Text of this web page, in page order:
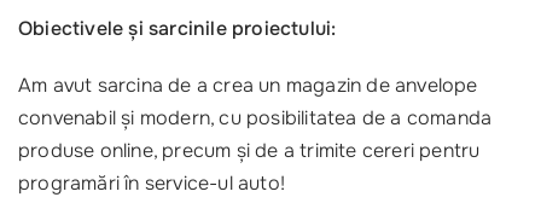
Obiectivele și sarcinile proiectului:
Am avut sarcina de a crea un magazin de anvelope
convenabil și modern, cu posibilitatea de a comanda
produse online, precum și de a trimite cereri pentru
programări în service-ul auto!